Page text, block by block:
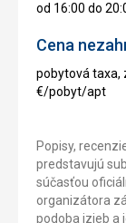
od 16:00 do
Cena
pobytová taxa,
€/pobyt/apt
Popisy,
predstavujú
súčasťou
organizátora
podoba izieb a